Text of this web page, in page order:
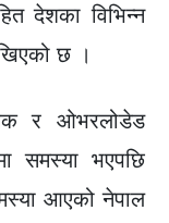
देशका विभिन्न
छ ।
र ओभरलोडेड
समस्या भएपछि
आएको नेपाल